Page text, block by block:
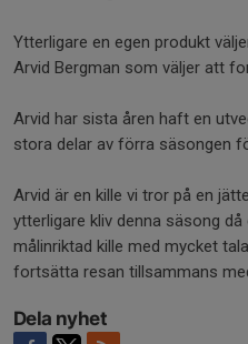
Ytterligare en egen produkt
Arvid Bergman som väljer att
Arvid har sista åren haft en
stora delar av förra säsongen
Arvid är en kille vi tror på en
ytterligare kliv denna säsong
målinriktad kille med mycket
fortsätta resan tillsammans
Dela nyhet